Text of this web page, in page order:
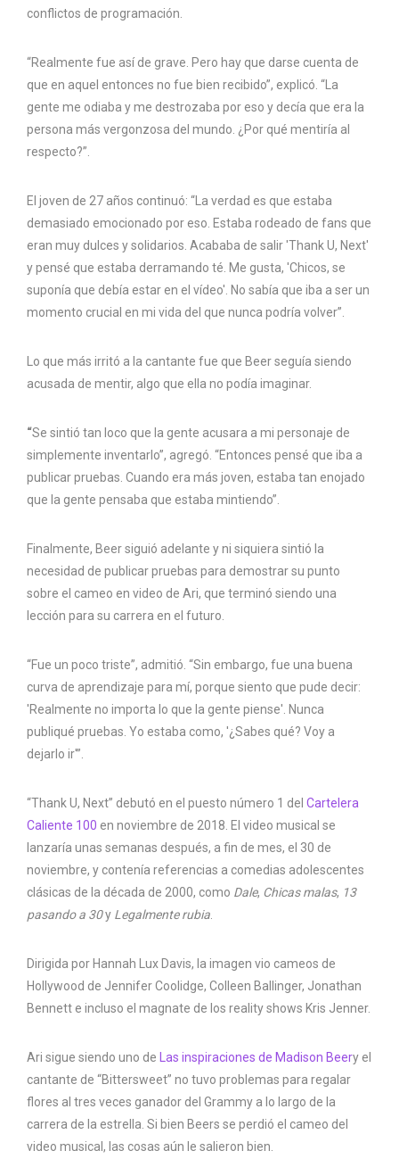
conflictos de programación.
“Realmente fue así de grave. Pero hay que darse cuenta de
que en aquel entonces no fue bien recibido”, explicó. “La
gente me odiaba y me destrozaba por eso y decía que era la
persona más vergonzosa del mundo. ¿Por qué mentiría al
respecto?”.
El joven de 27 años continuó: “La verdad es que estaba
demasiado emocionado por eso. Estaba rodeado de fans que
eran muy dulces y solidarios. Acababa de salir 'Thank U, Next'
y pensé que estaba derramando té. Me gusta, 'Chicos, se
suponía que debía estar en el vídeo'. No sabía que iba a ser un
momento crucial en mi vida del que nunca podría volver”.
Lo que más irritó a la cantante fue que Beer seguía siendo
acusada de mentir, algo que ella no podía imaginar.
“Se sintió tan loco que la gente acusara a mi personaje de
simplemente inventarlo”, agregó. “Entonces pensé que iba a
publicar pruebas. Cuando era más joven, estaba tan enojado
que la gente pensaba que estaba mintiendo”.
Finalmente, Beer siguió adelante y ni siquiera sintió la
necesidad de publicar pruebas para demostrar su punto
sobre el cameo en video de Ari, que terminó siendo una
lección para su carrera en el futuro.
“Fue un poco triste”, admitió. “Sin embargo, fue una buena
curva de aprendizaje para mí, porque siento que pude decir:
'Realmente no importa lo que la gente piense'. Nunca
publiqué pruebas. Yo estaba como, '¿Sabes qué? Voy a
dejarlo ir'”.
“Thank U, Next” debutó en el puesto número 1 del Cartelera
Caliente 100 en noviembre de 2018. El video musical se
lanzaría unas semanas después, a fin de mes, el 30 de
noviembre, y contenía referencias a comedias adolescentes
clásicas de la década de 2000, como Dale, Chicas malas, 13
pasando a 30y Legalmente rubia
Dirigida por Hannah Lux Davis, la imagen vio cameos de
Hollywood de Jennifer Coolidge, Colleen Ballinger, Jonathan
Bennett e incluso el magnate de los reality shows Kris Jenner.
Ari sigue siendo uno de Las inspiraciones de Madison Beery el
cantante de “Bittersweet” no tuvo problemas para regalar
flores al tres veces ganador del Grammy a lo largo de la
carrera de la estrella. Si bien Beers se perdió el cameo del
video musical, las cosas aún le salieron bien.